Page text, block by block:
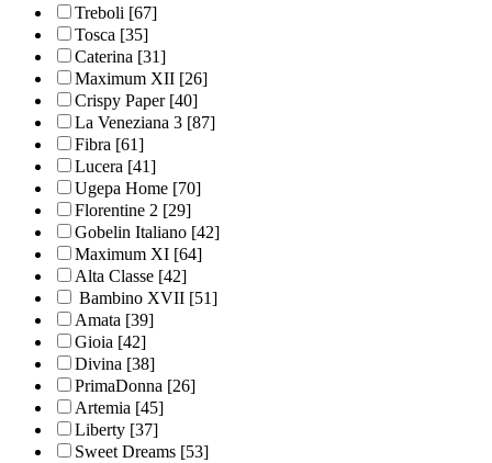
Treboli [67]
Tosca [35]
Caterina [31]
Maximum XII [26]
Crispy Paper [40]
La Veneziana 3 [87]
Fibra [61]
Lucera [41]
Ugepa Home [70]
Florentine 2 [29]
Gobelin Italiano [42]
Maximum XI [64]
Alta Classe [42]
Bambino XVII [51]
Amata [39]
Gioia [42]
Divina [38]
PrimaDonna [26]
Artemia [45]
Liberty [37]
Sweet Dreams [53]